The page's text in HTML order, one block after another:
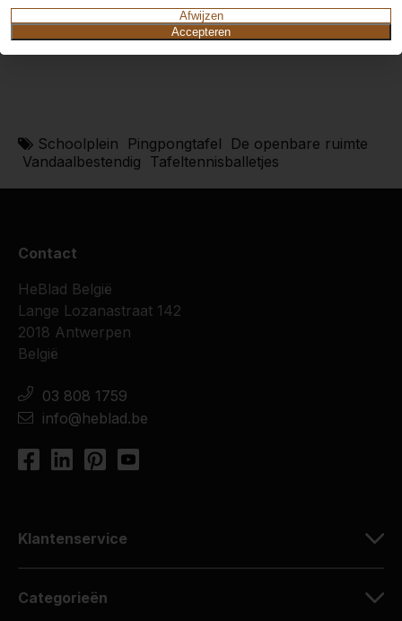
Afwijzen
Accepteren
Schoolplein Pingpongtafel
De openbare ruimte
Vandaalbestendig Tafeltennisballetjes
Contact
HeBlad België
Lange Lozanastraat 142
2018 Antwerpen
België
03 808 1759
info@heblad.be
Klantenservice
Categorieën